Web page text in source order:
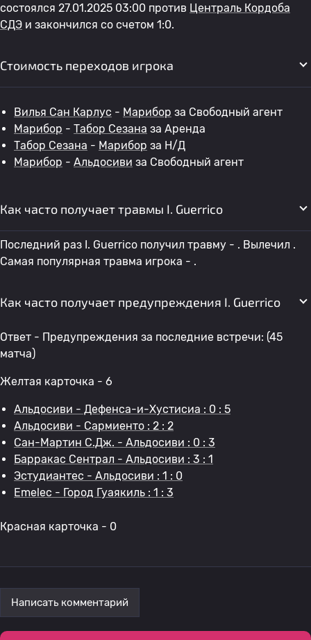
состоялся 27.01.2025 03:00 против Централь Кордоба
СДЭ и закончился со счетом 1:0.
Стоимость переходов игрока
Вилья Сан Карлус - Марибор за Свободный агент
Марибор - Табор Сезана за Аренда
Табор Сезана - Марибор за Н/Д
Марибор - Альдосиви за Свободный агент
Как часто получает травмы I. Guerrico
Последний раз I. Guerrico получил травму - . Вылечил .
Самая популярная травма игрока - .
Как часто получает предупреждения I. Guerrico
Ответ - Предупреждения за последние встречи: (45
матча)
Желтая карточка - 6
Альдосиви - Дефенса-и-Хустисиа : 0 : 5
Альдосиви - Сармиенто : 2 : 2
Сан-Мартин С.Дж. - Альдосиви : 0 : 3
Барракас Сентрал - Альдосиви : 3 : 1
Эстудиантес - Альдосиви : 1 : 0
Emelec - Город Гуаякиль : 1 : 3
Красная карточка - 0
Написать комментарий